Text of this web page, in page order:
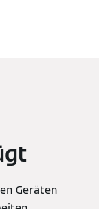
Geräten